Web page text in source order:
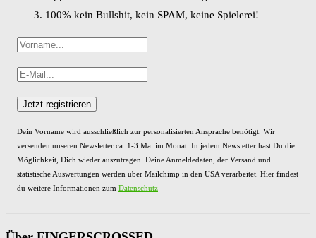
100% kein Bullshit, kein SPAM, keine Spielerei!
Dein Vorname wird ausschließlich zur personalisierten Ansprache benötigt. Wir
versenden unseren Newsletter ca. 1-3 Mal im Monat. In jedem Newsletter hast Du die
Möglichkeit, Dich wieder auszutragen. Deine Anmeldedaten, der Versand und
statistische Auswertungen werden über Mailchimp in den USA verarbeitet. Hier findest
du weitere Informationen zum Datenschutz